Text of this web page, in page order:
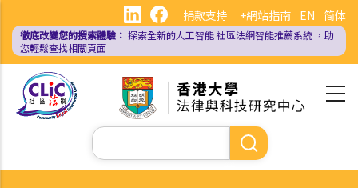
內
EN 简体
捐款支持 +網站指南
徹底改變您的搜索體驗： 探索全新的人工智能社區法網智能推薦系統 ，助
您輕鬆查找相關頁面
Search